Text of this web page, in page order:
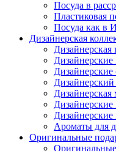
Посуда в
Пластиковая
Посуда как в
Дизайнерская
Дизайнерская
Дизайнерские
Дизайнерские
Дизайнерский
Дизайнерская
Ароматы для
Оригинальные